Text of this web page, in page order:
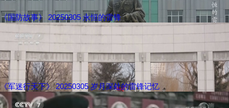
《国防故事》 20250305 永恒的雷锋
《军迷行天下》 20250305 岁月深处的雷锋记忆